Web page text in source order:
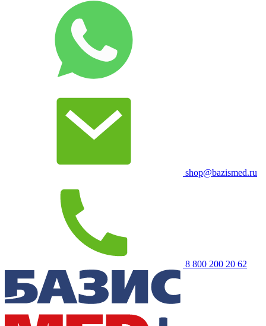
shop@bazismed.ru
8 800 200 20 62